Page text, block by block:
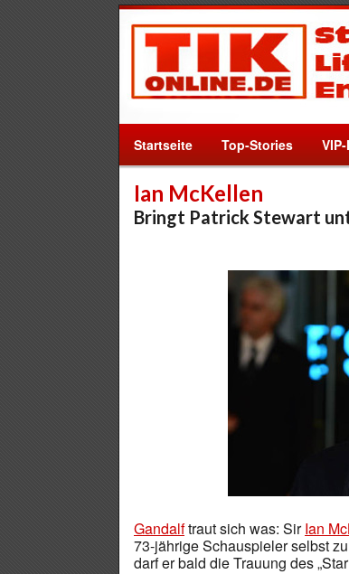
Startseite Top-Stories
Ian McKellen
Bringt Patrick Stewart
Gandalftraut sich was: SirIan
73-jährige Schauspieler selbst
darf er bald die Trauung des